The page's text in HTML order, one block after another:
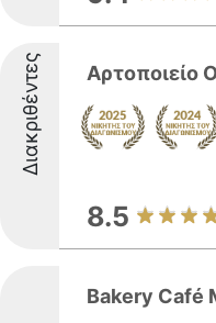
Διακριθέντες Αρτοποιείο
8.5
Bakery Café